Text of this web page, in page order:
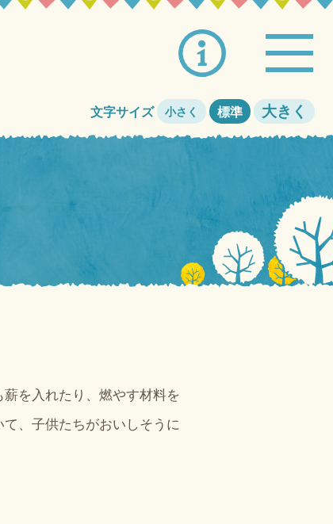
文字サイズ 小さく 標準 大きく
を入れたり、燃やす材料を
、子供たちがおいしそうに